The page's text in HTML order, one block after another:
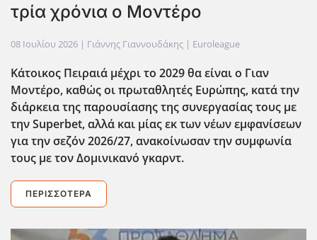
τρία χρόνια ο Μοντέρο
08 Ιουλίου 2026 | Γιάννης Γιαννουδάκης | Euroleague
Κάτοικος Πειραιά μέχρι το 2029 θα είναι ο Γιαν
Μοντέρο, καθώς οι πρωταθλητές Ευρώπης, κατά την
διάρκεια της παρουσίασης της συνεργασίας τους με
την Superbet, αλλά και μίας εκ των νέων εμφανίσεων
για την σεζόν 2026/27, ανακοίνωσαν την συμφωνία
τους με τον Δομινικανό γκαρντ.
ΠΕΡΙΣΣΌΤΕΡΑ